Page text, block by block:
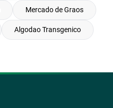
Mercado de Graos
Algodao Transgenico